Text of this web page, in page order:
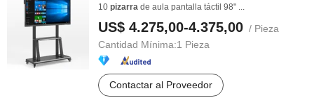
10 pizarra de aula pantalla táctil 98" ...
US$ 4.275,00-4.375,00 / Pieza
Cantidad Mínima:1 Pieza
Contactar al Proveedor